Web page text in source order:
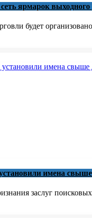
ярмарок выходного
будет
имена
заслуг